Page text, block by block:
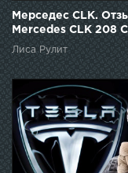
Мерседес CLK.
Mercedes CLK 208
Лиса Рулит